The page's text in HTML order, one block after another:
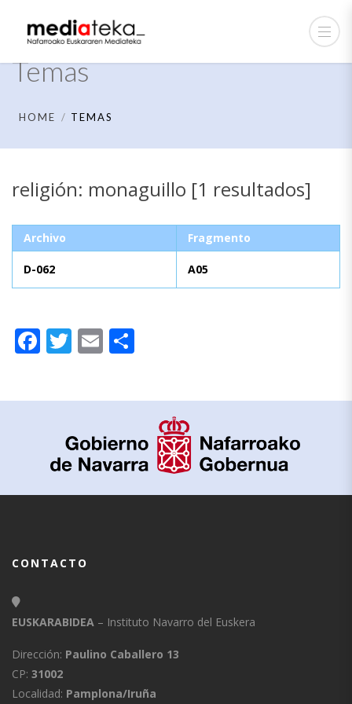
Temas
HOME TEMAS
religión: monaguillo [1 resultados]
Archivo Fragmento
D-062 A05
Facebook
Twitter
Email
CONTACTO
EUSKARABIDEA – Instituto Navarro del Euskera
Dirección: Paulino Caballero 13
CP: 31002
Localidad: Pamplona/Iruña